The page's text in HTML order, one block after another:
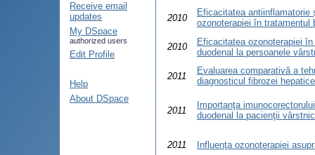
Receive email
updates
My DSpace
authorized users
Edit Profile
Help
About DSpace
2010
Eficacitatea antiinflamatorie
ozonoterapiei în tratamentul
2010
Eficacitatea ozonoterapiei
duodenal la persoanele
2011
Evaluarea comparativă a
diagnosticul fibrozei hepatice
2011
Importanţa
duodenal la pacienţii
2011 Influenţa ozonoterapiei